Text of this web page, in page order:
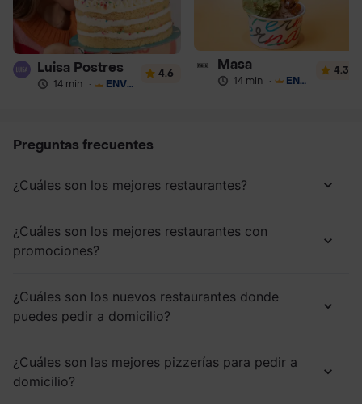
Luisa Postres
14 min · ENVÍO GRATIS
4.6
Masa
14 min · ENVÍO GRATIS
4.3
Preguntas frecuentes
¿Cuáles son los mejores restaurantes?
¿Cuáles son los mejores restaurantes con
promociones?
¿Cuáles son los nuevos restaurantes donde
puedes pedir a domicilio?
¿Cuáles son las mejores pizzerías para pedir a
domicilio?